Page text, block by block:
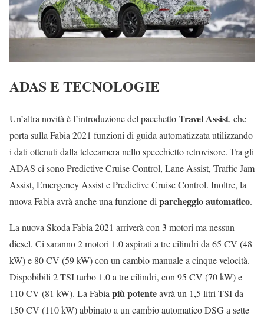
ADAS E TECNOLOGIE
Un’altra novità è l’introduzione del pacchettoTravel Assist, che
porta sulla Fabia 2021 funzioni di guida automatizzata utilizzando
i dati ottenuti dalla telecamera nello specchietto retrovisore. Tra gli
ADAS ci sono Predictive Cruise Control, Lane Assist, Traffic Jam
Assist, Emergency Assist e Predictive Cruise Control. Inoltre, la
nuova Fabia avrà anche una funzione di parcheggio automatico.
La nuova Skoda Fabia 2021 arriverà con 3 motori ma nessun
diesel. Ci saranno 2 motori 1.0 aspirati a tre cilindri da 65 CV (48
kW) e 80 CV (59 kW) con un cambio manuale a cinque velocità.
Dispobibili 2 TSI turbo 1.0 a tre cilindri, con 95 CV (70 kW) e
110 CV (81 kW). La Fabia più potenteavrà un 1,5 litri TSI da
150 CV (110 kW) abbinato a un cambio automatico DSG a sette